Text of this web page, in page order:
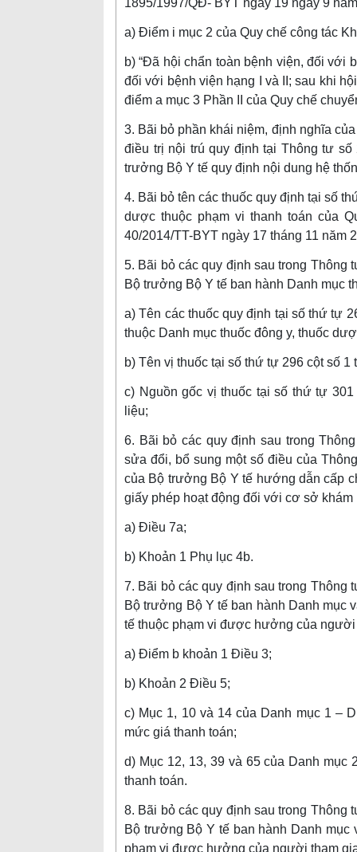
1895/1997/QĐ- BYT ngày 19 ngày 9
a) Điểm i mục 2 của Quy chế công tác
b) “Đã hội chẩn toàn bệnh viện, đối với
đối với bệnh viện hạng I và II; sau khi
điểm a mục 3 Phần II của Quy chế
3. Bãi bỏ phần khái niệm, định nghĩa
điều trị nội trú quy định tại Thông tư số
trưởng Bộ Y tế quy định nội dung hệ
4. Bãi bỏ tên các thuốc quy định tại số
dược thuộc phạm vi thanh toán của
40/2014/TT-BYT ngày 17 tháng 11 năm
5. Bãi bỏ các quy định sau trong Thông
Bộ trưởng Bộ Y tế ban hành Danh mục
a) Tên các thuốc quy định tại số thứ tự
thuộc Danh mục thuốc đông y, thuốc
b) Tên vị thuốc tại số thứ tự 296 cột số
c) Nguồn gốc vị thuốc tại số thứ tự
liệu;
6. Bãi bỏ các quy định sau trong
sửa đổi, bổ sung một số điều của
của Bộ trưởng Bộ Y tế hướng dẫn cấp
giấy phép hoạt động đối với cơ sở khám
a) Điều 7a;
b) Khoản 1 Phụ lục 4b.
7. Bãi bỏ các quy định sau trong Thông
Bộ trưởng Bộ Y tế ban hành Danh mục
tế thuộc phạm vi được hưởng của người
a) Điểm b khoản 1 Điều 3;
b) Khoản 2 Điều 5;
c) Mục 1, 10 và 14 của Danh mục 1 –
mức giá thanh toán;
d) Mục 12, 13, 39 và 65 của Danh mục
thanh toán.
8. Bãi bỏ các quy định sau trong Thông
Bộ trưởng Bộ Y tế ban hành Danh
phạm vi được hưởng của người tham